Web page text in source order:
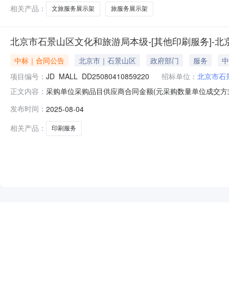
材料及具体要求展示架需进行专业设计、版块划
相关产品：
文旅服务展示架 旅服务展示架
北京市石景山区文化和旅游局本级-[其他印刷服务]-
中标｜合同公告 北京市｜石景山区 政府部门 服务
项目编号： JD_MALL_DD25080410859220 招标单位： 北京市石
正文内容： 采购单位采购品目供应商合同金额(元采购数量单位成交
局本级采购[null]_DD25080410859220
发布时间： 2025-08-04
相关产品：
印刷服务